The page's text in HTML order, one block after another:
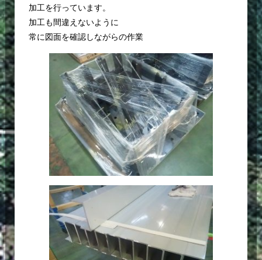
加工を行っています。
加工も間違えないように
常に図面を確認しながらの作業